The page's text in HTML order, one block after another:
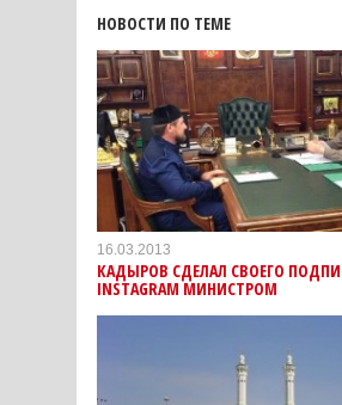
НОВОСТИ ПО ТЕМЕ
16.03.2013
КАДЫРОВ СДЕЛАЛ СВОЕГО
INSTAGRAM МИНИСТРОМ